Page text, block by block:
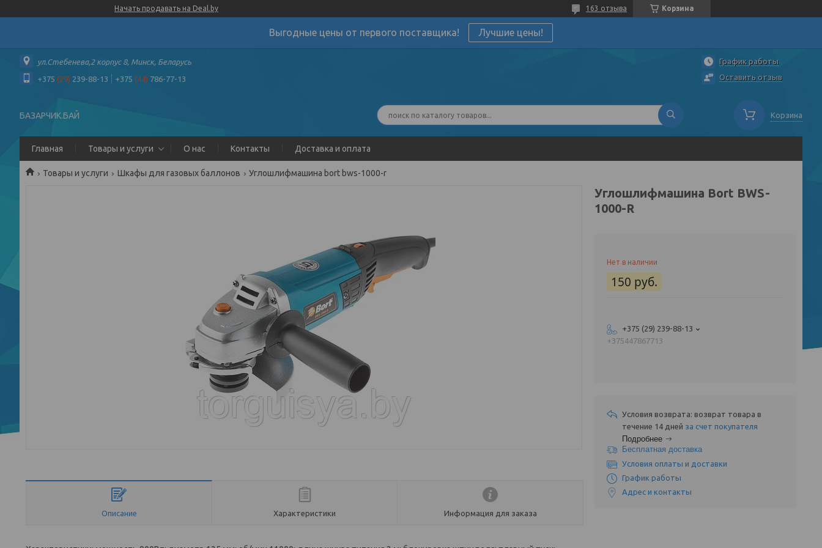
Начать продавать на Deal.by Корзина
163 отзыва
Выгодные цены от первого поставщика! Лучшие цены!
ул.Стебенева,2 корпус 8, Минск, Беларусь
+375 (29) 239-88-13 +375 (44) 786-77-13
График работы
Оставить отзыв
БАЗАРЧИК.БАЙ Корзина
Главная Товары и услуги О нас Контакты Доставка и оплата
Товары и услуги Шкафы для газовых баллонов Углошлифмашина bort bws-1000-r
Описание Характеристики Информация для заказа
Углошлифмашина Bort BWS-
1000-R
Нет в наличии
150 руб.
+375 (29) 239-88-13
+375447867713
возврат товара в
течение 14 дней за счет покупателя
Подробнее
Бесплатная доставка
Условия оплаты и доставки
График работы
Адрес и контакты